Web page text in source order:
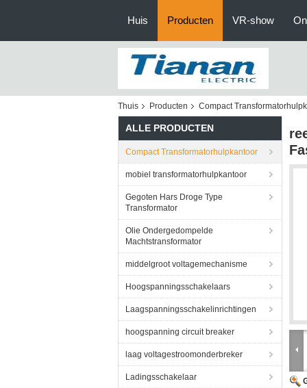
Huis Producten VR-show
Thuis Producten Compact
ALLE PRODUCTEN
Compact Transformatorhulpkantoor
mobiel transformatorhulpkantoor
Gegoten Hars Droge Type
Transformator
Olie Ondergedompelde
Machtstransformator
middelgroot voltagemechanisme
Hoogspanningsschakelaars
Laagspanningsschakelinrichtingen
hoogspanning circuit breaker
laag voltagestroomonderbreker
Ladingsschakelaar